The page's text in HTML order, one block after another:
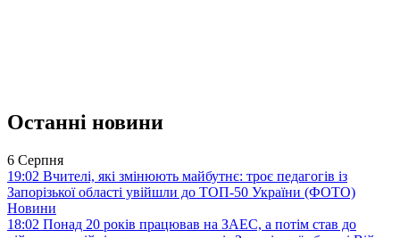
Останні новини
6 Серпня
19:02 Вчителі, які змінюють майбутнє: троє педагогів із
Запорізької області увійшли до ТОП-50 України (ФОТО)
Новини
18:02 Понад 20 років працював на ЗАЕС, а потім став до